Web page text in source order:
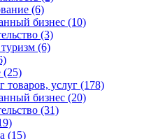
(6)
бизнес (10)
(3)
(6)
(25)
товаров, услуг (178)
бизнес (20)
(31)
(15)